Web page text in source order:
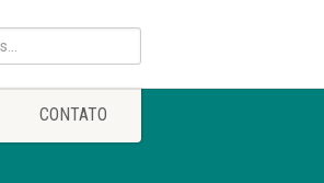
CONTATO